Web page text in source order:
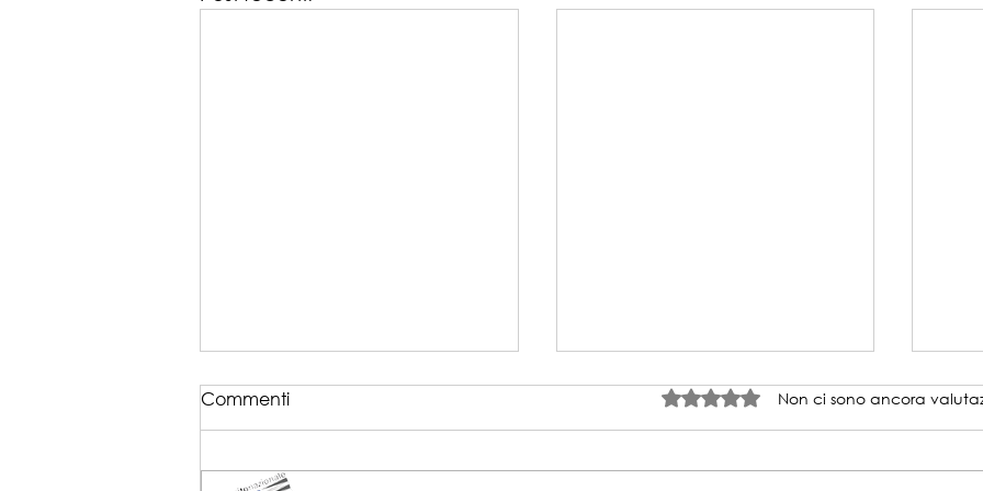
Commenti Valutazione 0 stelle su 5.
Non ci sono ancora